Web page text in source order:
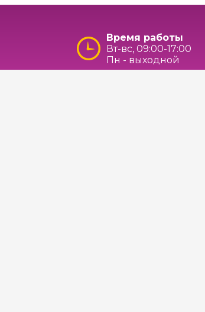
Время работы
Вт-вс, 09:00-17:00
Пн - выходной